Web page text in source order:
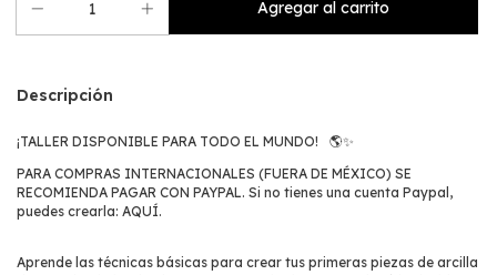
Descripción
¡TALLER DISPONIBLE PARA TODO EL MUNDO! 🌎✨
PARA COMPRAS INTERNACIONALES (FUERA DE MÉXICO) SE
RECOMIENDA PAGAR CON PAYPAL. Si no tienes una cuenta Paypal,
puedes crearla: AQUÍ.
Aprende las técnicas básicas para crear tus primeras piezas de arcilla